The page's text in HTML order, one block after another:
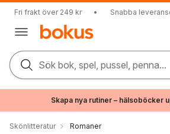
Fri frakt över 249 kr • Snabba
Sök bok, spel, pussel, penna...
Skapa nya rutiner – hälsoböcker
Skönlitteratur Romaner